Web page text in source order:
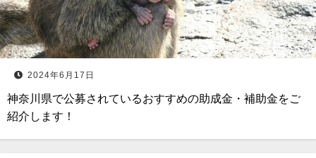
2024年6月17日
神奈川県で公募されているおすすめの助成金・補助金をご
紹介します！